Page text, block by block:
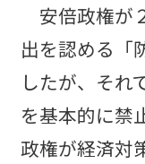
安倍政権が
出を認める「
したが、それ
を基本的に禁
政権が経済対